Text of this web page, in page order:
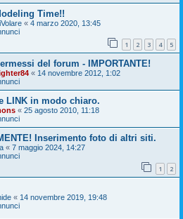
Time!!
« 4 marzo 2020, 13:45
1 2 3 4 5
del forum - IMPORTANTE!
« 14 novembre 2012, 1:02
LINK in modo chiaro.
« 25 agosto 2010, 11:18
Inserimento foto di altri siti.
« 7 maggio 2024, 14:27
1 2
« 14 novembre 2019, 19:48